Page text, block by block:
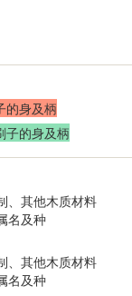
的身及柄
子的身及柄
、其他木质材料
名及种
、其他木质材料
名及种